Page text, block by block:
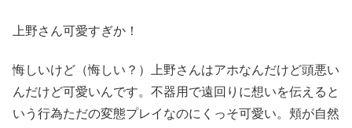
上野さん可愛すぎか！
悔しいけど（悔しい？）上野さんはアホなんだけど頭悪い
んだけど可愛いんです。不器用で遠回りに想いを伝えると
いう行為ただの変態プレイなのにくっそ可愛い。頬が自然